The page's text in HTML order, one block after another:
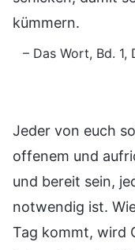
kümmern.
– Das Wort, Bd. 1,
Jeder von euch
offenem und
und bereit sein,
notwendig ist.
Tag kommt, wird